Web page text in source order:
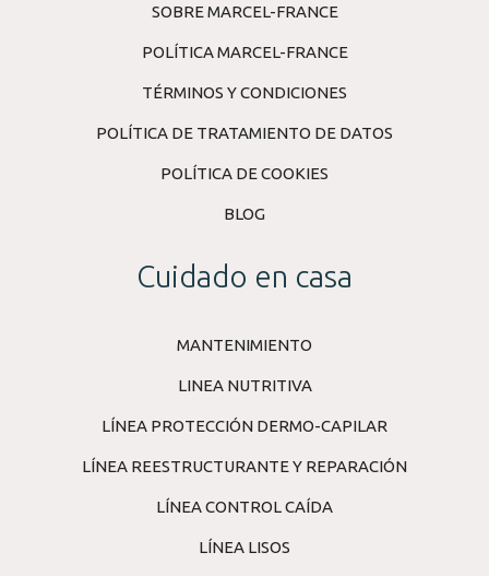
SOBRE MARCEL-FRANCE
POLÍTICA MARCEL-FRANCE
TÉRMINOS Y CONDICIONES
POLÍTICA DE TRATAMIENTO DE DATOS
POLÍTICA DE COOKIES
BLOG
Cuidado en casa
MANTENIMIENTO
LINEA NUTRITIVA
LÍNEA PROTECCIÓN DERMO-CAPILAR
LÍNEA REESTRUCTURANTE Y REPARACIÓN
LÍNEA CONTROL CAÍDA
LÍNEA LISOS